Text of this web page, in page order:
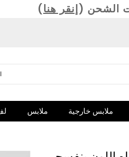
الشحن (إنقر هنا
ملابس ملابس خارجية